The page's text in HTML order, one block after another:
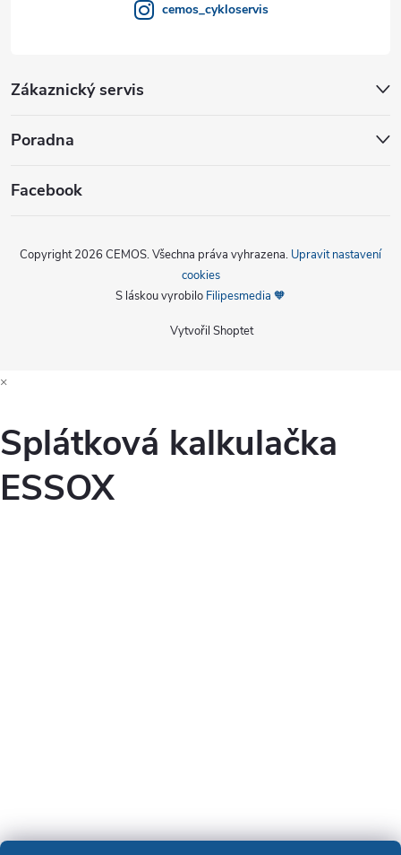
cemos_cykloservis
Zákaznický servis
Poradna
Facebook
Vytvořil Shoptet
Copyright 2026 CEMOS. Všechna práva vyhrazena. Upravit nastavení
cookies
S láskou vyrobilo Filipesmedia 🧡
×
Splátková kalkulačka
ESSOX